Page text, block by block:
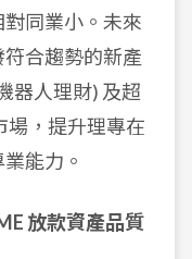
同業小。未來
合趨勢的新產
器人理財) 及超
場，提升理專在
能力。
放款資產品質